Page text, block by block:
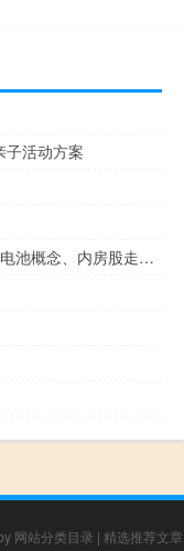
子活动方案
港股午评：指数冲高回落恒指跌0.41%锂电池概念、内房股走强零售股、制药、金融服务板块跌幅居前
网站分类目录 | 精选推荐文章